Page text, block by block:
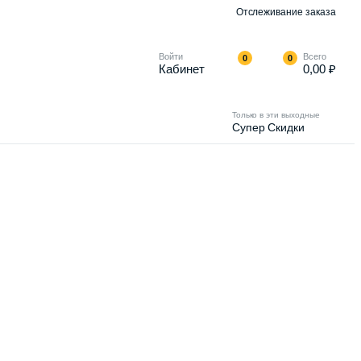
Отслеживание заказа
Войти
Кабинет
0 0 Всего
0,00₽
Только в эти выходные
Супер Скидки